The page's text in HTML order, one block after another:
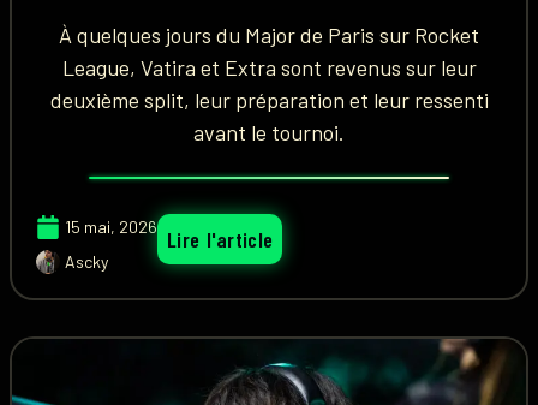
À quelques jours du Major de Paris sur Rocket
League, Vatira et Extra sont revenus sur leur
deuxième split, leur préparation et leur ressenti
avant le tournoi.
15 mai, 2026
Ascky
Lire l'article